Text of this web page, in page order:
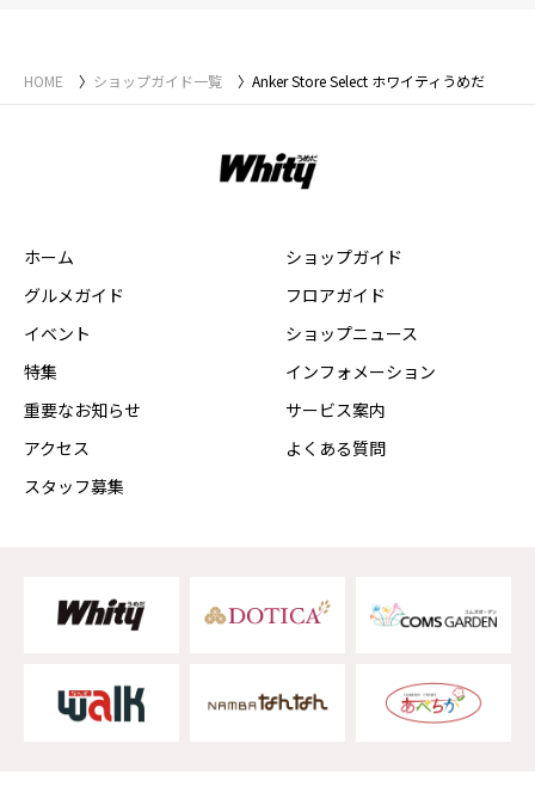
HOME ショップガイド一覧 Anker Store Select ホワイティうめだ
ホーム
グルメガイド
イベント
特集
重要なお知らせ
アクセス
スタッフ募集
ショップガイド
フロアガイド
ショップニュース
インフォメーション
サービス案内
よくある質問